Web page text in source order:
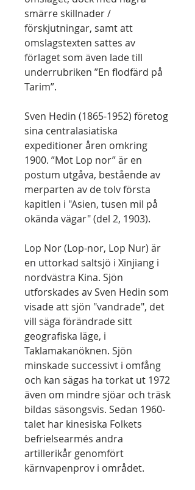
smärre skillnader /
förskjutningar, samt att
omslagstexten sattes av
förlaget som även lade till
underrubriken ”En flodfärd på
Tarim”.
Sven Hedin (1865-1952) företog
sina centralasiatiska
expeditioner åren omkring
1900. ”Mot Lop nor” är en
postum utgåva, bestående av
merparten av de tolv första
kapitlen i "Asien, tusen mil på
okända vägar" (del 2, 1903).
Lop Nor (Lop-nor, Lop Nur) är
en uttorkad saltsjö i Xinjiang i
nordvästra Kina. Sjön
utforskades av Sven Hedin som
visade att sjön "vandrade", det
vill säga förändrade sitt
geografiska läge, i
Taklamakanöknen. Sjön
minskade successivt i omfång
och kan sägas ha torkat ut 1972
även om mindre sjöar och träsk
bildas säsongsvis. Sedan 1960-
talet har kinesiska Folkets
befrielsearmés andra
artillerikår genomfört
kärnvapenprov i området.